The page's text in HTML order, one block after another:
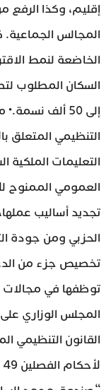
إقليم، وكذا
المجالس
الخاضعة لنمط
إلى 50 ألف
التنظيمي المتعلق
التعليمات
العمومي الممنوح
تجديد أساليب
الحزبي ومن جودة
تخصيص جزء من
توظفها في مجالات
المجلس الوزاري
القانون التنظيمي